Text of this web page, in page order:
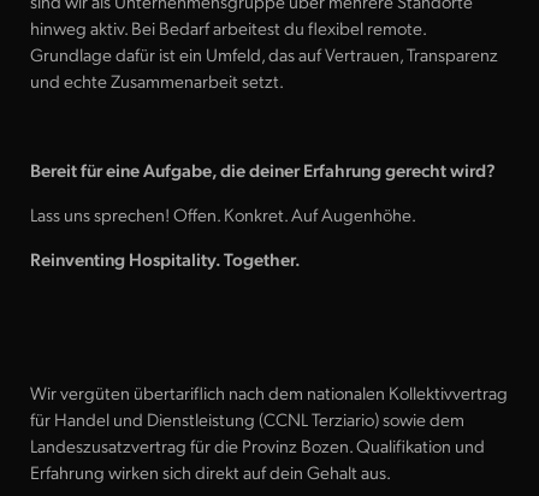
Details anzeigen Bewerben
hinweg aktiv. Bei Bedarf arbeitest du flexibel remote.
Grundlage dafür ist ein Umfeld, das auf Vertrauen, Transparenz
und echte Zusammenarbeit setzt.
Bereit für eine Aufgabe, die deiner Erfahrung gerecht wird?
Lass uns sprechen! Offen. Konkret. Auf Augenhöhe.
Reinventing Hospitality. Together.
Wir vergüten übertariflich nach dem nationalen Kollektivvertrag
für Handel und Dienstleistung (CCNL Terziario) sowie dem
Landeszusatzvertrag für die Provinz Bozen. Qualifikation und
Erfahrung wirken sich direkt auf dein Gehalt aus.